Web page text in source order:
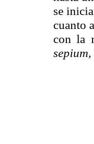
se
cuanto
con la
sepium,